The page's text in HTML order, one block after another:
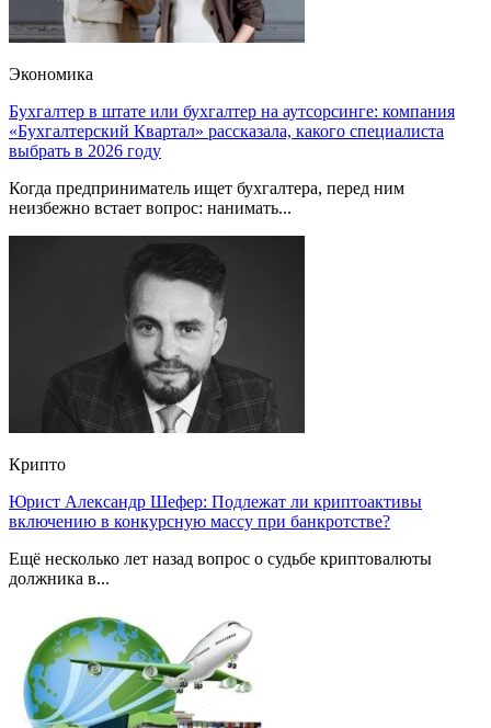
Экономика
Бухгалтер в штате или бухгалтер на аутсорсинге: компания
«Бухгалтерский Квартал» рассказала, какого специалиста
выбрать в 2026 году
Когда предприниматель ищет бухгалтера, перед ним
неизбежно встает вопрос: нанимать...
Крипто
Юрист Александр Шефер: Подлежат ли криптоактивы
включению в конкурсную массу при банкротстве?
Ещё несколько лет назад вопрос о судьбе криптовалюты
должника в...